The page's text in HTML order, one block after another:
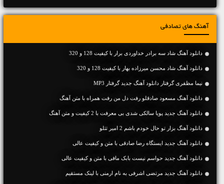
آهنگ های تصادفی
دانلود آهنگ شاد سه برادر خداوردی برار با کیفیت 128 و 320
دانلود آهنگ شاد محسن میرزاده بهار با کیفیت 128 و 320
نیما مظفری گرفتار دانلود آهنگ جدید گرفتار MP3
دانلود آهنگ مسعود صادقلو رفت دل من رفت همراه با متن آهنگ
دانلود آهنگ جديد پویا سالکی شدی بی معرفت با 2 کیفیت و متن آهنگ
دانلود آهنگ بزار تو حال خودم باشم 2 امیر تتلو
دانلود آهنگ جديد ایستگاه رضا صادقی با متن و کیفیت عالی
دانلود آهنگ جديد حواسم نیست بابک مافی با متن و کیفیت عالی
دانلود آهنگ جديد مرتضی اشرفی به نام ارمنی با لینک مستقیم